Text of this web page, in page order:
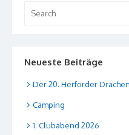
for:
Neueste Beiträge
Der 20. Herforder
Camping
1. Clubabend 2026